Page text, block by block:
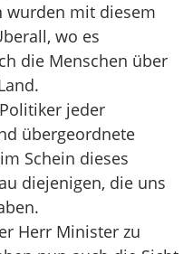
wurden mit diesem
wo es
die Menschen über
jeder
übergeordnete
Schein dieses
diejenigen, die uns
Herr Minister zu